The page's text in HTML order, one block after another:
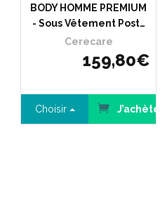
BODY HOMME PREMIUM
- Sous Vêtement Post…
Cerecare
159,80€
Choisir J’achète